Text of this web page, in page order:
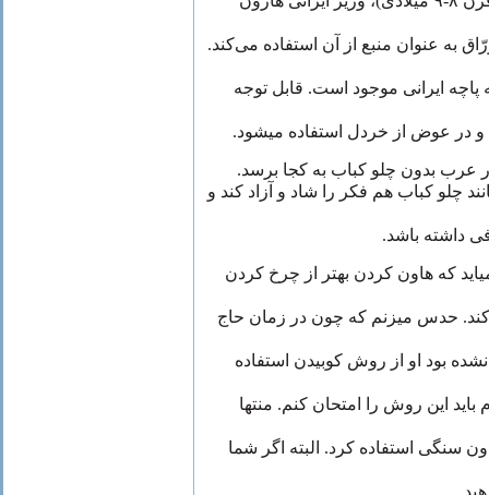
به عنوان منبع از آن استفاده می‌کند.
ایرانی‌ موجود است. قابل توجه
و در عوض از خردل استفاده میشود.
چلو کباب هم فکر را شاد و آزاد کند و
داشته باشد.
که هاون کردن بهتر از چرخ کردن
حدس میزنم که چون در زمان حاج
بود او از روش کوبیدن استفاده
این روش را امتحان کنم. منتها
سنگی‌ استفاده کرد. البته اگر شما